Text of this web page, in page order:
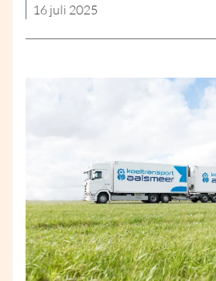
16 juli 2025